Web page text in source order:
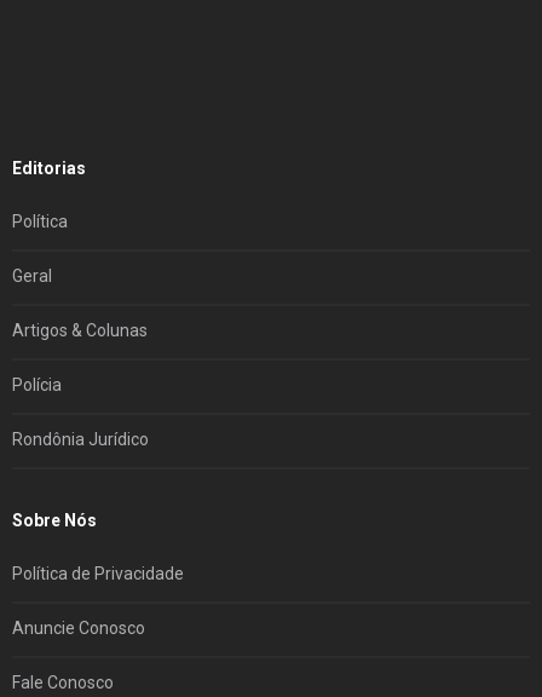
Editorias
Política
Geral
Artigos & Colunas
Polícia
Rondônia Jurídico
Sobre Nós
Política de Privacidade
Anuncie Conosco
Fale Conosco